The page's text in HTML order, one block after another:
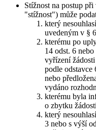
Stížnost na postup
"stížnost") může
který
uvedeným v §
kterému po
14 odst. 6
vyřízení
podle odstavce
nebo
vydáno
kterému byla
o zbytku
který
3 nebo s výší